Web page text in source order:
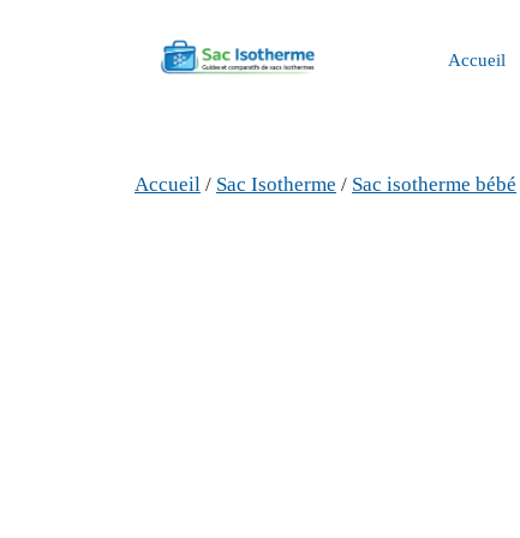
Accueil
Accueil / Sac Isotherme / Sac isotherme bébé